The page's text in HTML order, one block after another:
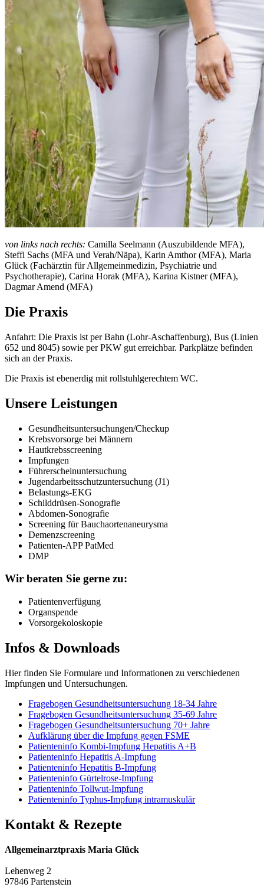
von links nach rechts: Camilla Seelmann (Auszubildende MFA),
Steffi Sachs (MFA und Verah/Näpa), Karin Amthor (MFA), Maria
Glück (Fachärztin für Allgemeinmedizin, Psychiatrie und
Psychotherapie), Carina Horak (MFA), Karina Kistner (MFA),
Dagmar Amend (MFA)
Die Praxis
Anfahrt: Die Praxis ist per Bahn (Lohr-Aschaffenburg), Bus (Linien
652 und 8045) sowie per PKW gut erreichbar. Parkplätze befinden
sich an der Praxis.
Die Praxis ist ebenerdig mit rollstuhlgerechtem WC.
Unsere Leistungen
Gesundheitsunter­suchungen/Checkup
Krebsvorsorge bei Männern
Hautkrebs­screening
Impfungen
Führerschein­untersuchung
Jugendarbeits­schutz­untersuchung (J1)
Belastungs-EKG
Schilddrüsen-Sonografie
Abdomen-Sonografie
Screening für Bauchaorten­aneurysma
Demenzscreening
Patienten-APP PatMed
DMP
Wir beraten Sie gerne zu:
Patientenverfügung
Organspende
Vorsorgekoloskopie
Infos & Downloads
Hier finden Sie Formulare und Informationen zu verschiedenen
Impfungen und Untersuchungen.
Fragebogen Gesundheitsuntersuchung 18-34 Jahre
Fragebogen Gesundheitsuntersuchung 35-69 Jahre
Fragebogen Gesundheitsuntersuchung 70+ Jahre
Aufklärung über die Impfung gegen FSME
Patienteninfo Kombi-Impfung Hepatitis A+B
Patienteninfo Hepatitis A-Impfung
Patienteninfo Hepatitis B-Impfung
Patienteninfo Gürtelrose-Impfung
Patienteninfo Tollwut-Impfung
Patienteninfo Typhus-Impfung intramuskulär
Kontakt & Rezepte
Allgemeinarztpraxis Maria Glück
Lehenweg 2
97846 Partenstein